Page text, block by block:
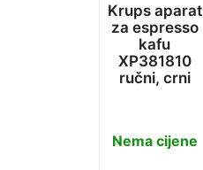
Krups aparat
za espresso
kafu
XP381810
ručni, crni
Nema cijene